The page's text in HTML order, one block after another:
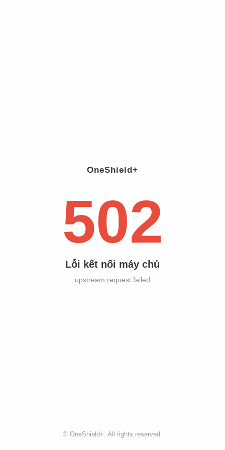
OneShield+
502
Lỗi kết nối máy chủ
upstream request failed
© OneShield+. All rights reserved.